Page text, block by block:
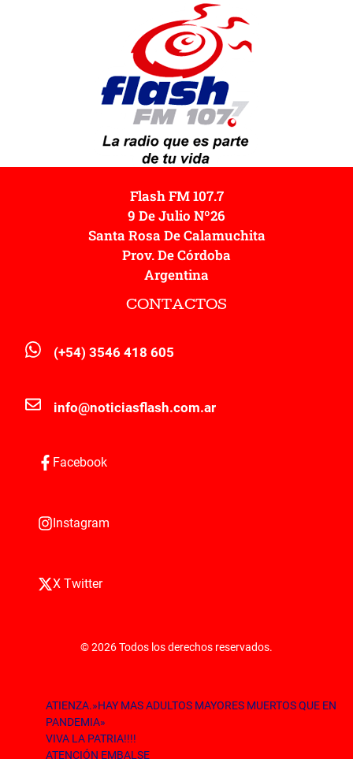
Flash FM 107.7
9 De Julio Nº26
Santa Rosa De Calamuchita
Prov. De Córdoba
Argentina
CONTACTOS
(+54) 3546 418 605
info@noticiasflash.com.ar
Facebook
Instagram
X Twitter
© 2026 Todos los derechos reservados.
ATIENZA.»HAY MAS ADULTOS MAYORES MUERTOS QUE EN
PANDEMIA»
VIVA LA PATRIA!!!!
ATENCIÓN EMBALSE